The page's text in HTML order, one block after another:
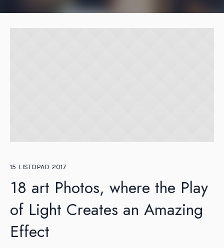
15 LISTOPAD 2017
18 art Photos, where the Play
of Light Creates an Amazing
Effect